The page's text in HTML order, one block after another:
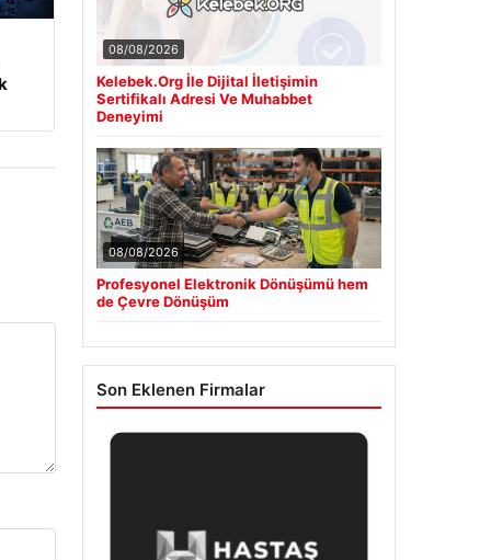
08/08/2026
Kelebek.Org İle Dijital İletişimin
Sertifikalı Adresi Ve Muhabbet
Deneyimi
08/08/2026
Profesyonel Elektronik Dönüşümü hem
de Çevre Dönüşüm
Son Eklenen Firmalar